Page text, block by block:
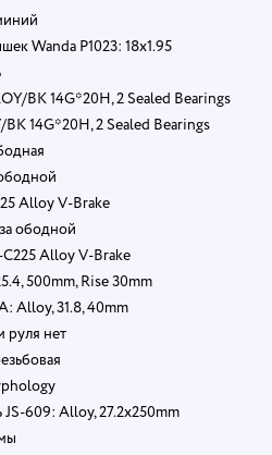
Wanda P1023: 18х1.95
BK 14G*20H, 2 Sealed Bearings
BK 14G*20H, 2 Sealed Bearings
Alloy V-Brake
ободной
Alloy V-Brake
500mm, Rise 30mm
Alloy, 31.8, 40mm
руля нет
609: Alloy, 27.2x250mm